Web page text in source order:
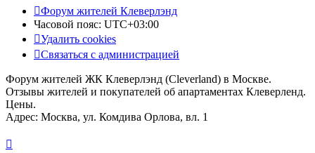
Форум жителей Клеверлэнд
Часовой пояс: UTC+03:00
Удалить cookies
Связаться с администрацией
Форум жителей ЖК Клеверлэнд (Cleverland) в Москве.
Отзывы жителей и покупателей об апартаментах Клеверленд.
Цены.
Адрес: Москва, ул. Комдива Орлова, вл. 1